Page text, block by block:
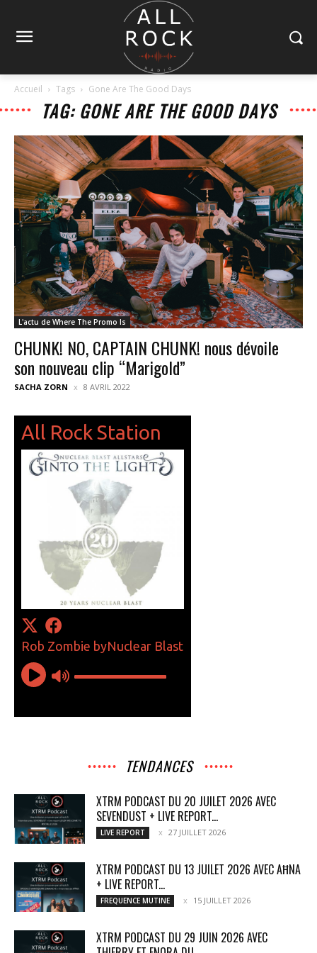
Accueil Tags Gone Are The Good Days
TAG: GONE ARE THE GOOD DAYS
L'actu de Where The Promo Is
CHUNK! NO, CAPTAIN CHUNK! nous dévoile
son nouveau clip “Marigold”
SACHA ZORN 8 AVRIL 2022
TENDANCES
XTRM PODCAST DU 20 JUILET 2026 AVEC
SEVENDUST + LIVE REPORT...
LIVE REPORT 27 JUILLET 2026
XTRM PODCAST DU 13 JUILET 2026 AVEC AĦNA
+ LIVE REPORT...
FREQUENCE MUTINE 15 JUILLET 2026
XTRM PODCAST DU 29 JUIN 2026 AVEC